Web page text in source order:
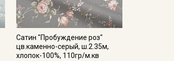
Сатин "Пробуждение роз"
цв.каменно-серый, ш.2.35м,
хлопок-100%, 110гр/м.кв